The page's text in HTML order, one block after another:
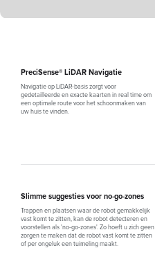
PreciSense® LiDAR Navigatie
Navigatie op LiDAR-basis zorgt voor
gedetailleerde en exacte kaarten in real time om
een optimale route voor het schoonmaken van
uw huis te vinden.
Slimme suggesties voor no-go-zones
Trappen en plaatsen waar de robot gemakkelijk
vast komt te zitten, kan de robot detecteren en
voorstellen als 'no-go-zones'. Zo hoeft u zich geen
zorgen te maken dat de robot vast komt te zitten
of per ongeluk een tuimeling maakt.